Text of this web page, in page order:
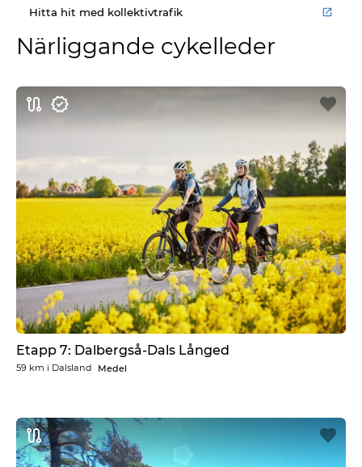
Hitta hit med kollektivtrafik
Närliggande cykelleder
Etapp 7: Dalbergså-Dals Långed
59 km i Dalsland Medel